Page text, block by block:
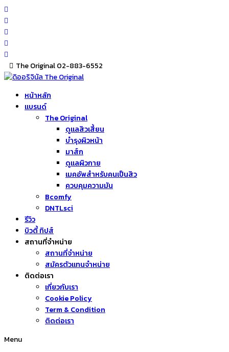
Skip
to
content
The Original 02-883-6552
หน้าหลัก
แบรนด์
The Original
ดูแลสิวเสี้ยน
บำรุงผิวหน้า
มาส์ก
ดูแลผิวกาย
เมคอัพสำหรับคนเป็นสิว
ควบคุมความมัน
Bcomfy
DNTLsci
รีวิว
บิวตี้ ทิปส์
สถานที่จำหน่าย
สถานที่จำหน่าย
สมัครตัวแทนจำหน่าย
ติดต่อเรา
เกี่ยวกับเรา
Cookie Policy
Term & Condition
ติดต่อเรา
Menu